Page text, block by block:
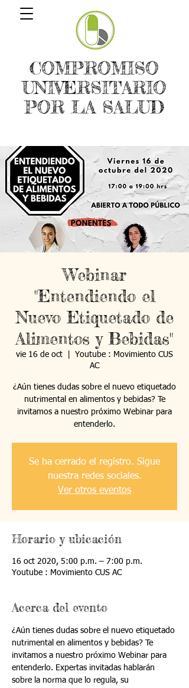
COMPROMISO
UNIVERSITARIO
POR LA SALUD
Webinar
"Entendiendo el
Nuevo Etiquetado de
Alimentos y Bebidas"
vie 16 de oct
Youtube : Movimiento CUS
AC
¿Aún tienes dudas sobre el nuevo etiquetado
nutrimental en alimentos y bebidas? Te
invitamos a nuestro próximo Webinar para
entenderlo.
Se ha cerrado el registro. Sigue
nuestra redes sociales.
Ver otros eventos
Horario y ubicación
16 oct 2020, 5:00 p.m. – 7:00 p.m.
Youtube : Movimiento CUS AC
Acerca del evento
¿Aún tienes dudas sobre el nuevo etiquetado
nutrimental en alimentos y bebidas? Te
invitamos a nuestro próximo Webinar para
entenderlo. Expertas invitadas hablarán
sobre la norma que lo regula, su